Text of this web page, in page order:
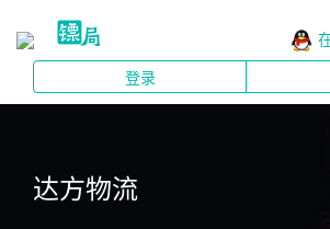
登录
达方物流